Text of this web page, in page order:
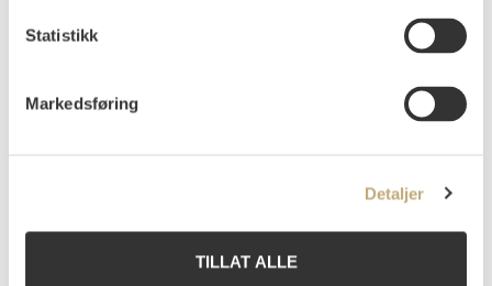
Statistikk
Markedsføring
Detaljer
TILLAT ALLE